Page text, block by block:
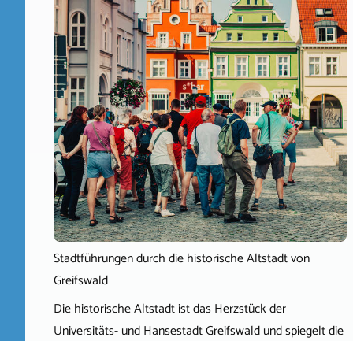
Stadtführungen durch die historische Altstadt von
Greifswald
Die historische Altstadt ist das Herzstück der
Universitäts- und Hansestadt Greifswald und spiegelt die